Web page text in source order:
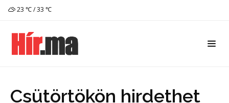
23 ℃ / 33 ℃
Csütörtökön hirdethet